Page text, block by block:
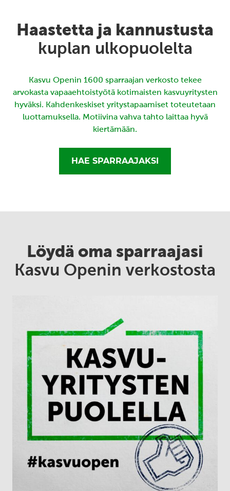
Haastetta ja kannustusta
kuplan ulkopuolelta
Kasvu Openin 1600 sparraajan verkosto tekee
arvokasta vapaaehtoistyötä kotimaisten kasvuyritysten
hyväksi. Kahdenkeskiset yritystapaamiset toteutetaan
luottamuksella. Motiivina vahva tahto laittaa hyvä
kiertämään.
HAE SPARRAAJAKSI
Löydä oma sparraajasi
Kasvu Openin verkostosta